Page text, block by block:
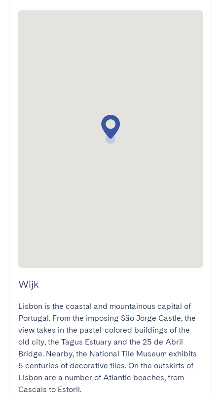
Wijk
Lisbon is the coastal and mountainous capital of
Portugal. From the imposing São Jorge Castle, the
view takes in the pastel-colored buildings of the
old city, the Tagus Estuary and the 25 de Abril
Bridge. Nearby, the National Tile Museum exhibits
5 centuries of decorative tiles. On the outskirts of
Lisbon are a number of Atlantic beaches, from
Cascais to Estoril.